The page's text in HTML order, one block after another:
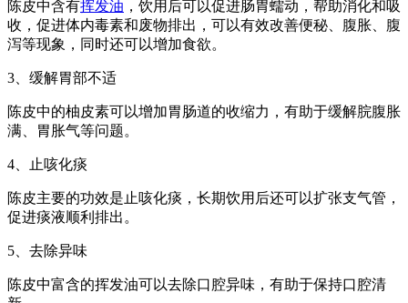
陈皮中含有挥发油 ，饮用后可以促进肠胃蠕动，帮助消化和吸
收，促进体内毒素和废物排出，可以有效改善便秘、腹胀、腹
泻等现象，同时还可以增加食欲。
3、缓解胃部不适
陈皮中的柚皮素可以增加胃肠道的收缩力，有助于缓解脘腹胀
满、胃胀气等问题。
4、止咳化痰
陈皮主要的功效是止咳化痰，长期饮用后还可以扩张支气管，
促进痰液顺利排出。
5、去除异味
陈皮中富含的挥发油可以去除口腔异味，有助于保持口腔清